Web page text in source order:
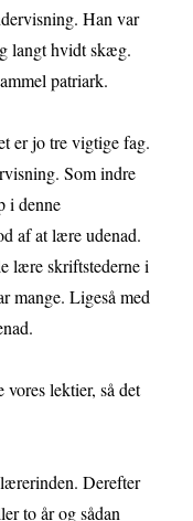
Han var
langt hvidt skæg.
patriark.
er jo tre vigtige fag.
Som indre
i denne
af at lære udenad.
lære skriftstederne i
mange. Ligeså med
lektier, så det
Derefter
to år og sådan